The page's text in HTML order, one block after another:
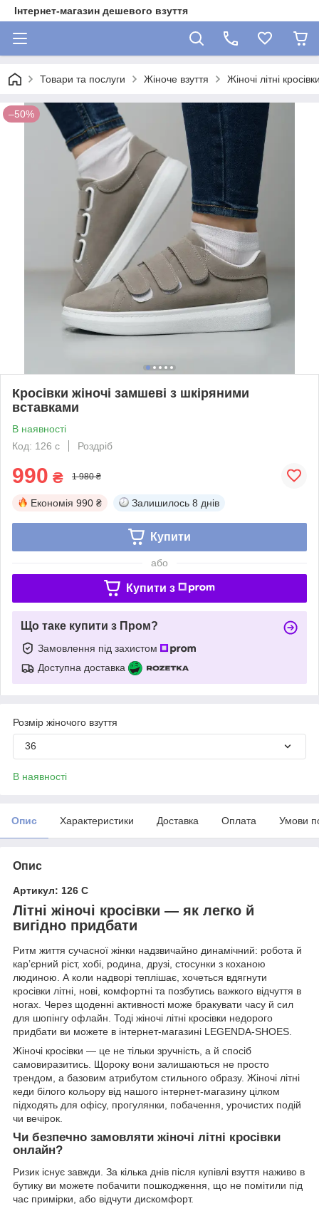
Інтернет-магазин дешевого взуття
Товари та послуги Жіноче взуття Жіночі літні
–50%
Кросівки жіночі замшеві з шкіряними
вставками
В наявності
Код: 126 с
Роздріб
990 ₴ 1 980 ₴
Економія 990 ₴ Залишилось 8 днів
Купити
або
Купити з
Що таке купити з Пром?
Замовлення під захистом
Доступна доставка
Розмір жіночого взуття
36
В наявності
Опис Характеристики Доставка Оплата Умови
Опис
Артикул: 126 С
Літні жіночі кросівки — як легко й
вигідно придбати
Ритм життя сучасної жінки надзвичайно динамічний: робота й
кар’єрний ріст, хобі, родина, друзі, стосунки з коханою
людиною. А коли надворі теплішає, хочеться вдягнути
кросівки літні, нові, комфортні та позбутись важкого відчуття в
ногах. Через щоденні активності може бракувати часу й сил
для шопінгу офлайн. Тоді жіночі літні кросівки недорого
придбати ви можете в інтернет-магазині LEGENDA-SHOES.
Жіночі кросівки — це не тільки зручність, а й спосіб
самовиразитись. Щороку вони залишаються не просто
трендом, а базовим атрибутом стильного образу. Жіночі літні
кеди білого кольору від нашого інтернет-магазину цілком
підходять для офісу, прогулянки, побачення, урочистих подій
чи вечірок.
Чи безпечно замовляти жіночі літні кросівки
онлайн?
Ризик існує завжди. За кілька днів після купівлі взуття наживо в
бутику ви можете побачити пошкодження, що не помітили під
час примірки, або відчути дискомфорт.